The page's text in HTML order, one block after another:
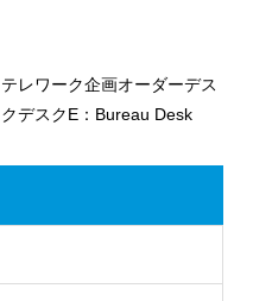
テレワーク企画オーダーデス
クデスクE：Bureau Desk